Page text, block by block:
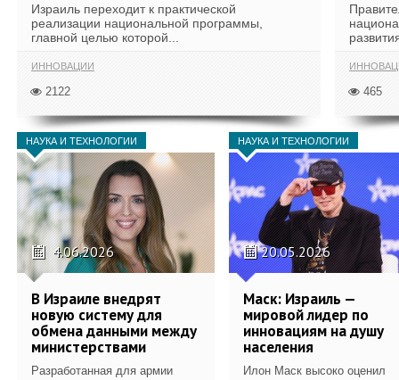
Израиль переходит к практической
реализации национальной программы,
главной целью которой...
ИННОВАЦИИ
2122 465
НАУКА И ТЕХНОЛОГИИ
4.06.2026
В Израиле внедрят
новую систему для
обмена данными между
министерствами
Разработанная для армии
НАУКА И ТЕХНОЛОГИИ
20.05.2026
Маск: Израиль —
мировой лидер по
инновациям на душу
населения
Илон Маск высоко оценил